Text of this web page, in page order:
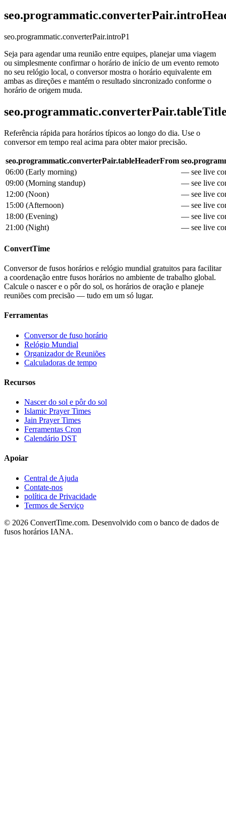
seo.programmatic.converterPair.introP1
Seja para agendar uma reunião entre equipes, planejar uma viagem
ou simplesmente confirmar o horário de início de um evento remoto
no seu relógio local, o conversor mostra o horário equivalente em
ambas as direções e mantém o resultado sincronizado conforme o
horário de origem muda.
Referência rápida para horários típicos ao longo do dia. Use o
conversor em tempo real acima para obter maior precisão.
seo.programmatic.converterPair.tableHeaderFrom
06:00 (Early morning)
— see live
09:00 (Morning standup)
— see live
12:00 (Noon)
— see live
15:00 (Afternoon)
— see live
18:00 (Evening)
— see live
21:00 (Night) — see live
ConvertTime
Conversor de fusos horários e relógio mundial gratuitos para facilitar
a coordenação entre fusos horários no ambiente de trabalho global.
Calcule o nascer e o pôr do sol, os horários de oração e planeje
reuniões com precisão — tudo em um só lugar.
Ferramentas
Conversor de fuso horário
Relógio Mundial
Organizador de Reuniões
Calculadoras de tempo
Recursos
Nascer do sol e pôr do sol
Islamic Prayer Times
Jain Prayer Times
Ferramentas Cron
Calendário DST
Apoiar
Central de Ajuda
Contate-nos
política de Privacidade
Termos de Serviço
© 2026 ConvertTime.com. Desenvolvido com o banco de dados de
fusos horários IANA.